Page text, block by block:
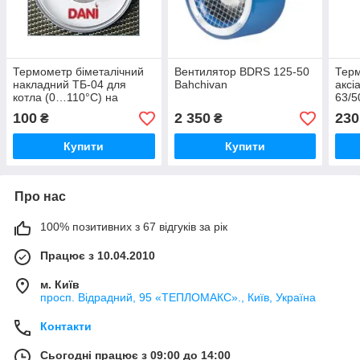
Термометр біметалічний
накладний ТБ-04 для
котла (0…110°C) на
100 ₴
Купити
Вентилятор BDRS 125-50
Bahchivan
2 350₴
Купити
63/
230
Про нас
100% позитивних з 67 відгуків за рік
Працює з 10.04.2010
м. Київ
просп. Відрадний, 95 «ТЕПЛОМАКС»., Київ, Україна
Контакти
Сьогодні працює з 09:00 до 14:00